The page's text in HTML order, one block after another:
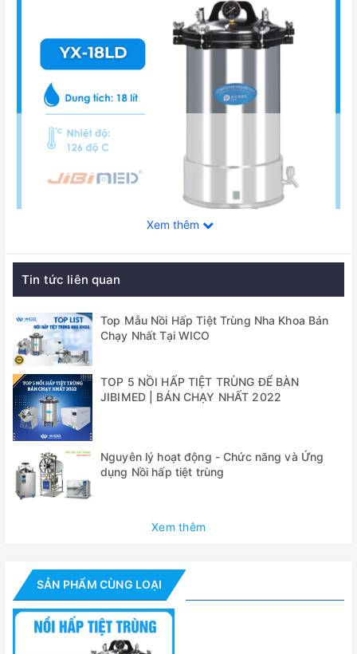
Nồi Hấp Tiệt Trùng YX-18LD
Ứng dụng:
Sử dụng hơi bão hòa để tiệt trùng, dùng trong các bệnh
viện, trung tâm chăm sóc sức khỏe cộng đồng, trạm y tế,
phòng khám, nhà máy, nghiên cứu… để tiệt trùng các dụng
cụ, thiết bị y tế, quần áo phẫu thuật, dung dịch..
Tính năng nổi bật:
✅ Toàn bộ được cấu tạo từ thép không gỉ
✅ Có van xả nước- vệ sinh nồi hấp dễ dàng
Thông số kỹ thuật
Xem thêm
Tin tức liên quan
Top Mẫu Nồi Hấp Tiệt Trùng Nha Khoa Bán
Chạy Nhất Tại WICO
TOP 5 NỒI HẤP TIỆT TRÙNG ĐỂ BÀN
JIBIMED | BÁN CHẠY NHẤT 2022
Nguyên lý hoạt động - Chức năng và Ứng
dụng Nồi hấp tiệt trùng
Xem thêm
SẢN PHẨM CÙNG LOẠI